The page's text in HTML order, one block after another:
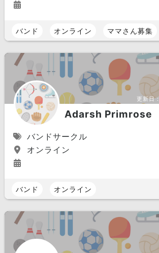
バンド オンライン ママさん募集
更新日：
Adarsh Primrose
バンドサークル
オンライン
バンド オンライン